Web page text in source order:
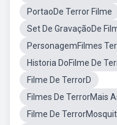
PortaoDe Terror Filme
Set De GravaçãoDe
PersonagemFilmes
Historia DoFilme De
Filme De TerrorD
Filmes De TerrorMais
Filme De